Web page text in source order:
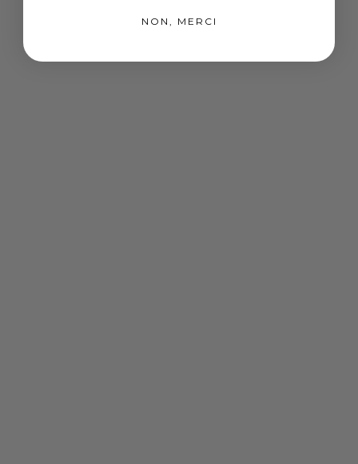
NON, MERCI